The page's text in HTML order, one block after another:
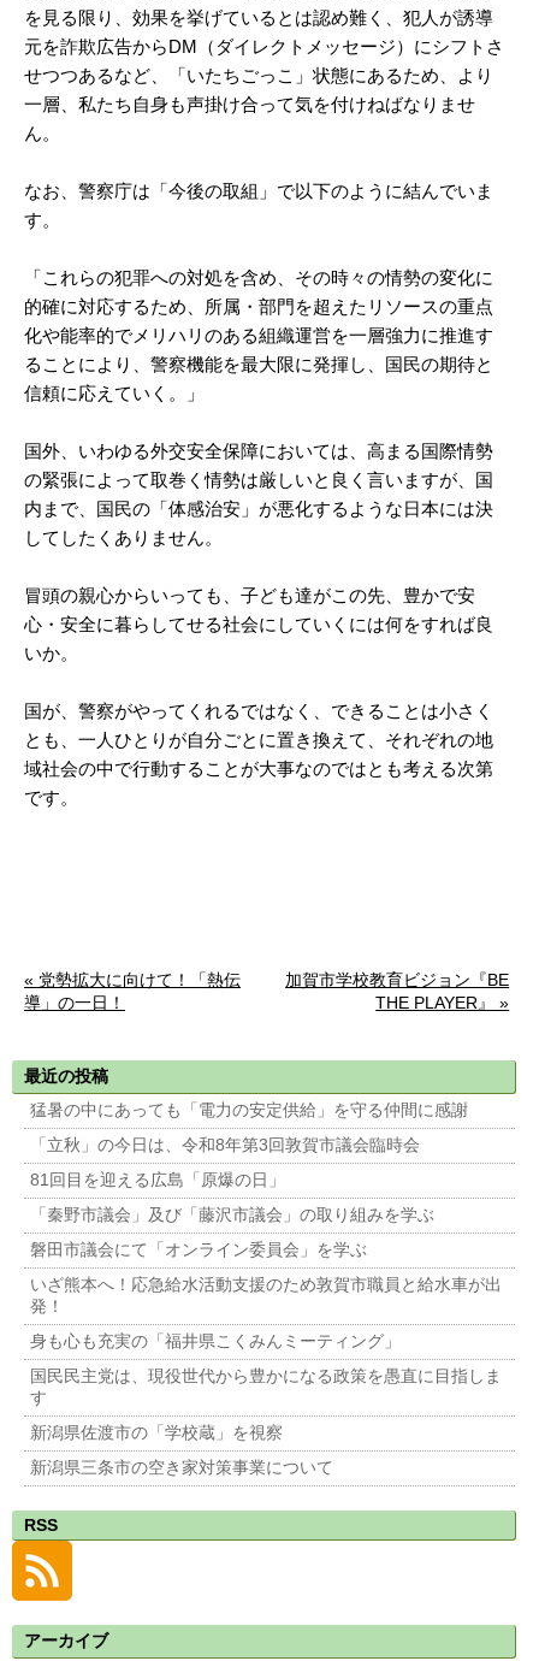
を見る限り、効果を挙げているとは認め難く、犯人が誘導
元を詐欺広告からDM（ダイレクトメッセージ）にシフトさ
せつつあるなど、「いたちごっこ」状態にあるため、より
一層、私たち自身も声掛け合って気を付けねばなりませ
ん。
なお、警察庁は「今後の取組」で以下のように結んでいま
す。
「これらの犯罪への対処を含め、その時々の情勢の変化に
的確に対応するため、所属・部門を超えたリソースの重点
化や能率的でメリハリのある組織運営を一層強力に推進す
ることにより、警察機能を最大限に発揮し、国民の期待と
信頼に応えていく。」
国外、いわゆる外交安全保障においては、高まる国際情勢
の緊張によって取巻く情勢は厳しいと良く言いますが、国
内まで、国民の「体感治安」が悪化するような日本には決
してしたくありません。
冒頭の親心からいっても、子ども達がこの先、豊かで安
心・安全に暮らしてせる社会にしていくには何をすれば良
いか。
国が、警察がやってくれるではなく、できることは小さく
とも、一人ひとりが自分ごとに置き換えて、それぞれの地
域社会の中で行動することが大事なのではとも考える次第
です。
« 党勢拡大に向けて！「熱伝
導」の一日！
加賀市学校教育ビジョン『BE
THE PLAYER』 »
最近の投稿
猛暑の中にあっても「電力の安定供給」を守る仲間に感謝
「立秋」の今日は、令和8年第3回敦賀市議会臨時会
81回目を迎える広島「原爆の日」
「秦野市議会」及び「藤沢市議会」の取り組みを学ぶ
磐田市議会にて「オンライン委員会」を学ぶ
いざ熊本へ！応急給水活動支援のため敦賀市職員と給水車が出
発！
身も心も充実の「福井県こくみんミーティング」
国民民主党は、現役世代から豊かになる政策を愚直に目指しま
す
新潟県佐渡市の「学校蔵」を視察
新潟県三条市の空き家対策事業について
RSS
アーカイブ